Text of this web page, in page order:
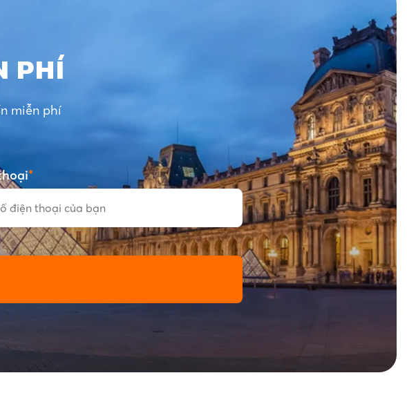
PHÍ
miễn phí
*